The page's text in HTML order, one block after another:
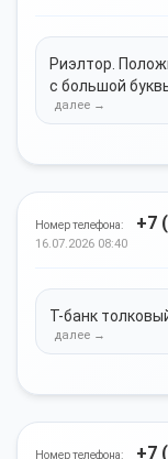
Риэлтор.
с большой
Номер телефона: +7
16.07.2026 08:40
Т-банк
Номер телефона: +7